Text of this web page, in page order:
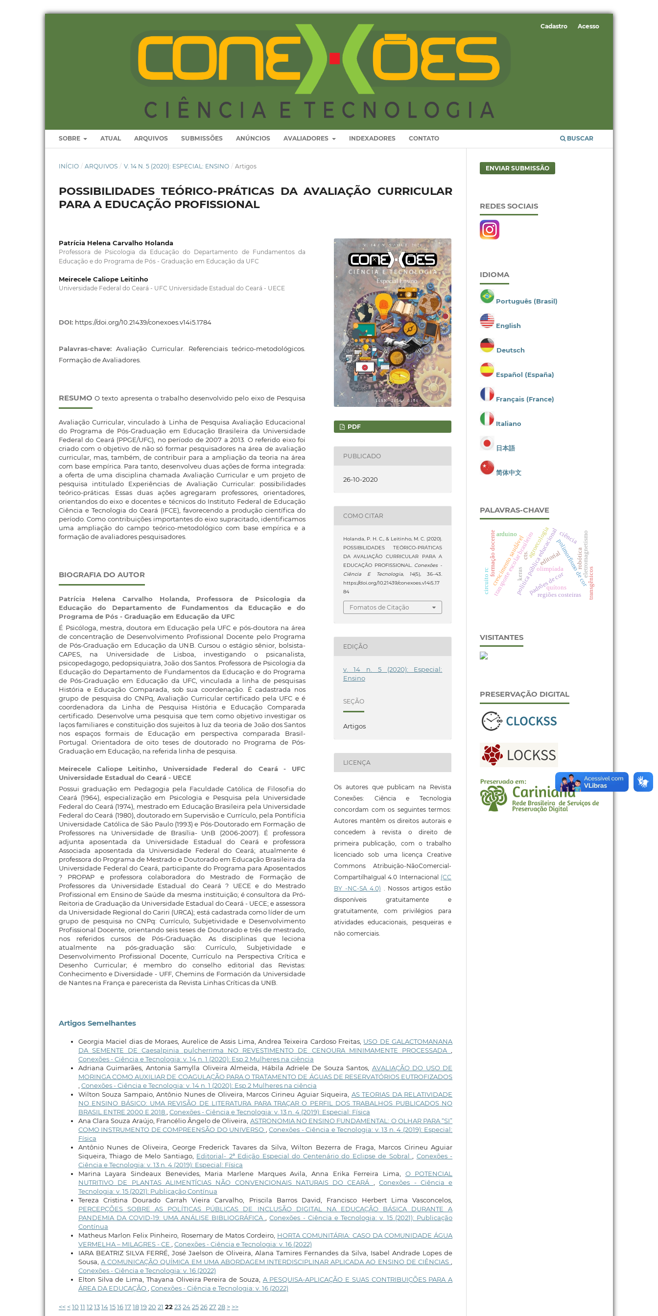
SOBRE ATUAL ARQUIVOS SUBMISSÕES ANÚNCIOS AVALIADORES INDEXADORES CONTATO BUSCAR
Cadastro Acesso
INÍCIO / ARQUIVOS / V. 14 N. 5 (2020): ESPECIAL: ENSINO / Artigos
POSSIBILIDADES TEÓRICO-PRÁTICAS DA AVALIAÇÃO CURRICULAR
PARA A EDUCAÇÃO PROFISSIONAL
Patrícia Helena Carvalho Holanda
Professora de Psicologia da Educação do Departamento de Fundamentos da
Educação e do Programa de Pós - Graduação em Educação da UFC
Meirecele Caliope Leitinho
Universidade Federal do Ceará - UFC Universidade Estadual do Ceará - UECE
DOI: https://doi.org/10.21439/conexoes.v14i5.1784
Palavras-chave:Avaliação Curricular. Referenciais teórico-metodológicos.
Formação de Avaliadores.
RESUMO O texto apresenta o trabalho desenvolvido pelo eixo de Pesquisa
Avaliação Curricular, vinculado à Linha de Pesquisa Avaliação Educacional
do Programa de Pós-Graduação em Educação Brasileira da Universidade
Federal do Ceará (PPGE/UFC), no período de 2007 a 2013. O referido eixo foi
criado com o objetivo de não só formar pesquisadores na área de avaliação
curricular, mas, também, de contribuir para a ampliação da teoria na área
com base empírica. Para tanto, desenvolveu duas ações de forma integrada:
a oferta de uma disciplina chamada Avaliação Curricular e um projeto de
pesquisa intitulado Experiências de Avaliação Curricular: possibilidades
teórico-práticas. Essas duas ações agregaram professores, orientadores,
orientandos do eixo e docentes e técnicos do Instituto Federal de Educação
Ciência e Tecnologia do Ceará (IFCE), favorecendo a produção científica do
período. Como contribuições importantes do eixo supracitado, identificamos
uma ampliação do campo teórico-metodológico com base empírica e a
formação de avaliadores pesquisadores.
BIOGRAFIA DO AUTOR
Patrícia Helena Carvalho Holanda, Professora de Psicologia da
Educação do Departamento de Fundamentos da Educação e do
Programa de Pós - Graduação em Educação da UFC
É Psicóloga, mestra, doutora em Educação pela UFC e pós-doutora na área
de concentração de Desenvolvimento Profissional Docente pelo Programa
de Pós-Graduação em Educação da UNB. Cursou o estágio sênior, bolsista-
CAPES, na Universidade de Lisboa, investigando o psicanalista,
psicopedagogo, pedopsiquiatra, João dos Santos. Professora de Psicologia da
Educação do Departamento de Fundamentos da Educação e do Programa
de Pós-Graduação em Educação da UFC, vinculada a linha de pesquisas
História e Educação Comparada, sob sua coordenação. É cadastrada nos
grupo de pesquisa do CNPq, Avaliação Curricular certificado pela UFC e é
coordenadora da Linha de Pesquisa História e Educação Comparada
certificado. Desenvolve uma pesquisa que tem como objetivo investigar os
laços familiares e constituição dos sujeitos à luz da teoria de João dos Santos
nos espaços formais de Educação em perspectiva comparada Brasil-
Portugal. Orientadora de oito teses de doutorado no Programa de Pós-
Graduação em Educação, na referida linha de pesquisa.
Meirecele Caliope Leitinho, Universidade Federal do Ceará - UFC
Universidade Estadual do Ceará - UECE
Possui graduação em Pedagogia pela Faculdade Católica de Filosofia do
Ceará (1964), especialização em Psicologia e Pesquisa pela Universidade
Federal do Ceará (1974), mestrado em Educação Brasileira pela Universidade
Federal do Ceará (1980), doutorado em Supervisão e Currículo, pela Pontifícia
Universidade Católica de São Paulo (1993) e Pós-Doutorado em Formação de
Professores na Universidade de Brasília- UnB (2006-2007). É professora
adjunta aposentada da Universidade Estadual do Ceará e professora
Associada aposentada da Universidade Federal do Ceará; atualmente é
professora do Programa de Mestrado e Doutorado em Educação Brasileira da
Universidade Federal do Ceará, participante do Programa para Aposentados
? PROPAP e professora colaboradora do Mestrado de Formação de
Professores da Universidade Estadual do Ceará ? UECE e do Mestrado
Profissional em Ensino de Saúde da mesma instituição; é consultora da Pró-
Reitoria de Graduação da Universidade Estadual do Ceará - UECE; e assessora
da Universidade Regional do Cariri (URCA); está cadastrada como líder de um
grupo de pesquisa no CNPq: Currículo, Subjetividade e Desenvolvimento
Profissional Docente, orientando seis teses de Doutorado e três de mestrado,
nos referidos cursos de Pós-Graduação. As disciplinas que leciona
atualmente na pós-graduação são: Currículo, Subjetividade e
Desenvolvimento Profissional Docente, Currículo na Perspectiva Crítica e
Desenho Curricular; é membro do conselho editorial das Revistas:
Conhecimento e Diversidade - UFF, Chemins de Formación da Universidade
de Nantes na França e parecerista da Revista Linhas Críticas da UNB.
PDF
PUBLICADO
26-10-2020
COMO CITAR
Holanda, P. H. C., & Leitinho, M. C. (2020).
POSSIBILIDADES TEÓRICO-PRÁTICAS
DA AVALIAÇÃO CURRICULAR PARA A
EDUCAÇÃO PROFISSIONAL. Conexões -
Ciência E Tecnologia, 14(5), 36–43.
https://doi.org/10.21439/conexoes.v14i5.17
84
Fomatos de Citação
EDIÇÃO
v. 14 n. 5 (2020): Especial:
Ensino
SEÇÃO
Artigos
LICENÇA
Os autores que publicam na Revista
Conexões: Ciência e Tecnologia
concordam com os seguintes termos:
Autores mantêm os direitos autorais e
concedem à revista o direito de
primeira publicação, com o trabalho
licenciado sob uma licença Creative
Commons Atribuição-NãoComercial-
CompartilhaIgual 4.0 Internacional (CC
BY -NC-SA 4.0) . Nossos artigos estão
disponíveis gratuitamente e
gratuitamente, com privilégios para
atividades educacionais, pesqueiras e
não comerciais.
Artigos Semelhantes
Georgia Maciel dias de Moraes, Aurelice de Assis Lima, Andrea Teixeira Cardoso Freitas, USO DE GALACTOMANANA
DA SEMENTE DE Caesalpinia pulcherrima NO REVESTIMENTO DE CENOURA MINIMAMENTE PROCESSADA
Conexões - Ciência e Tecnologia: v. 14 n. 1 (2020): Esp.2 Mulheres na ciência
Adriana Guimarães, Antonia Samylla Oliveira Almeida, Hábila Adriele De Souza Santos, AVALIAÇÃO DO USO DE
MORINGA COMO AUXILIAR DE COAGULAÇÃO PARA O TRATAMENTO DE ÁGUAS DE RESERVATÓRIOS EUTROFIZADOS
Conexões - Ciência e Tecnologia: v. 14 n. 1 (2020): Esp.2 Mulheres na ciência
Wilton Souza Sampaio, Antônio Nunes de Oliveira, Marcos Cirineu Aguiar Siqueira, AS TEORIAS DA RELATIVIDADE
NO ENSINO BÁSICO: UMA REVISÃO DE LITERATURA PARA TRAÇAR O PERFIL DOS TRABALHOS PUBLICADOS NO
BRASIL ENTRE 2000 E 2018 Conexões - Ciência e Tecnologia: v. 13 n. 4 (2019): Especial: Física
Ana Clara Souza Araújo, Francélio Ângelo de Oliveira, ASTRONOMIA NO ENSINO FUNDAMENTAL: O OLHAR PARA “SI”
COMO INSTRUMENTO DE COMPREENSÃO DO UNIVERSO
,Conexões - Ciência e Tecnologia: v. 13 n. 4 (2019): Especial:
Física
Antônio Nunes de Oliveira, George Frederick Tavares da Silva, Wilton Bezerra de Fraga, Marcos Cirineu Aguiar
Siqueira, Thiago de Melo Santiago, Editorial- 2ª Edição Especial do Centenário do Eclipse de Sobral
Conexões -
Ciência e Tecnologia: v. 13 n. 4 (2019): Especial: Física
Marina Layara Sindeaux Benevides, Maria Marlene Marques Avila, Anna Erika Ferreira Lima, O POTENCIAL
NUTRITIVO DE PLANTAS ALIMENTÍCIAS NÃO CONVENCIONAIS NATURAIS DO CEARÁ
,Conexões - Ciência e
Tecnologia: v. 15 (2021): Publicação Contínua
Tereza Cristina Dourado Carrah Vieira Carvalho, Priscila Barros David, Francisco Herbert Lima Vasconcelos,
PERCEPÇÕES SOBRE AS POLÍTICAS PÚBLICAS DE INCLUSÃO DIGITAL NA EDUCAÇÃO BÁSICA DURANTE A
PANDEMIA DA COVID-19: UMA ANÁLISE BIBLIOGRÁFICA
,Conexões - Ciência e Tecnologia: v. 15 (2021): Publicação
Contínua
Matheus Marlon Felix Pinheiro, Rosemary de Matos Cordeiro, HORTA COMUNITÁRIA: CASO DA COMUNIDADE ÁGUA
VERMELHA – MILAGRES - CE
Conexões - Ciência e Tecnologia: v. 16 (2022)
IARA BEATRIZ SILVA FERRÉ, José Jaelson de Oliveira, Alana Tamires Fernandes da Silva, Isabel Andrade Lopes de
Sousa,A COMUNICAÇÃO QUÍMICA EM UMA ABORDAGEM INTERDISCIPLINAR APLICADA AO ENSINO DE CIÊNCIAS
Conexões - Ciência e Tecnologia: v. 16 (2022)
Elton Silva de Lima, Thayana Oliveira Pereira de Souza, A PESQUISA-APLICAÇÃO E SUAS CONTRIBUIÇÕES PARA A
ÁREA DA EDUCAÇÃO Conexões - Ciência e Tecnologia: v. 16 (2022)
<< <10 11 121314151617 181920 21 222324252627 28 > >>
ENVIAR SUBMISSÃO
REDES SOCIAIS
IDIOMA
Português (Brasil)
English
Deutsch
Español (España)
Français (France)
Italiano
日本語
简体中文
PALAVRAS-CHAVE
editorial
olimpíada
política pública educacional
transporte escolar brasileiropadrões de corpolimorfismo de cor
quítons
regiões costeiras
robótica
keras
crescimento saudável
formação docente
transgênicos
cts.agroecologia eletromagnetismo
ciência
arduino
circuito rc
VISITANTES
PRESERVAÇÃO DIGITAL